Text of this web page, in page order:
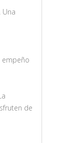
empeño
de